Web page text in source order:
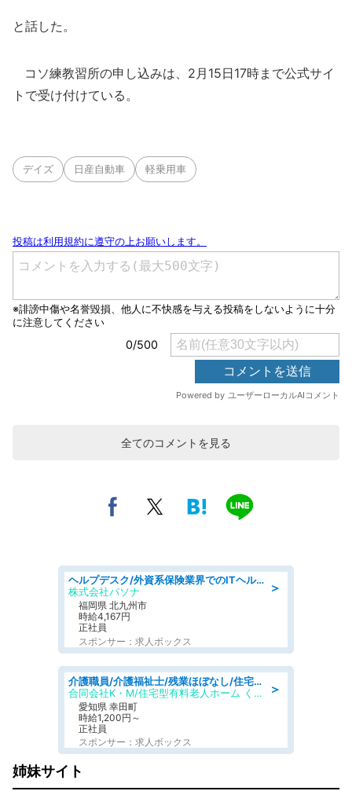
と話した。
コソ練教習所の申し込みは、2月15日17時まで公式サイ
トで受け付けている。
デイズ 日産自動車 軽乗用車
全てのコメントを見る
＞
ヘルプデスク/外資系保険業界でのITヘルプデスク業務/駅近/即日勤務可/ヘルプデスク
株式会社パソナ
福岡県 北九州市
時給4,167円
正社員
スポンサー：求人ボックス
＞
介護職員/介護福祉士/残業ほぼなし/住宅型有料老人ホームの介護職/夜勤専従
合同会社K・M/住宅型有料老人ホーム くろーばーホーム
愛知県 幸田町
時給1,200円～
正社員
スポンサー：求人ボックス
姉妹サイト